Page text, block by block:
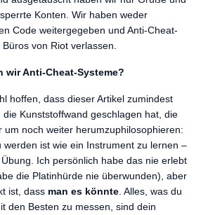
Konten. Wir haben weder
Code weitergegeben und Anti-Cheat-
von Riot verlassen.
wir Anti-Cheat-Systeme?
hoffen, dass dieser Artikel zumindest
die Kunststoffwand geschlagen hat, die
um noch weiter herumzuphilosophieren:
werden ist wie ein Instrument zu lernen –
Ich persönlich habe das nie erlebt
die Platinhürde nie überwunden), aber
ist, dass man es könnte . Alles, was du
den Besten zu messen, sind dein